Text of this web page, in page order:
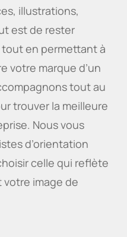
illustrations,
est de rester
en permettant à
votre marque d’un
tout au
trouver la meilleure
Nous vous
d’orientation
celle qui reflète
votre image de